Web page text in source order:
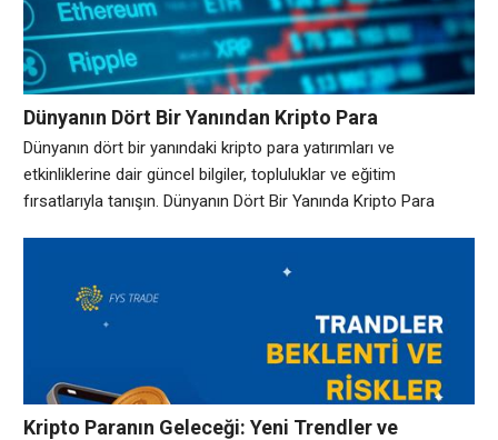
Dünyanın Dört Bir Yanından Kripto Para
Etkinlikleri
Dünyanın dört bir yanındaki kripto para yatırımları ve
etkinliklerine dair güncel bilgiler, topluluklar ve eğitim
fırsatlarıyla tanışın. Dünyanın Dört Bir Yanında Kripto Para
çeşitlendirmeye çalışıyorlar. Bu dönemde, farklı ülkelerdeki
kripto para borsaları, yatırımcıların ihtiyaçlarına göre değişiklik
gösteriyor. Global piyasalardaki dalgalanmalar, yatırımcıların
Kripto Paranın Geleceği: Yeni Trendler ve